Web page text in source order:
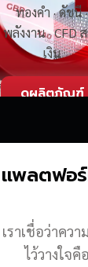
ทองคำ · ดัชนี ·
พลังงาน · CFD
เงิน
ดูผลิตภัณฑ์
แพลตฟอ
เราเชื่อว่าคว
ไว้วางใจ